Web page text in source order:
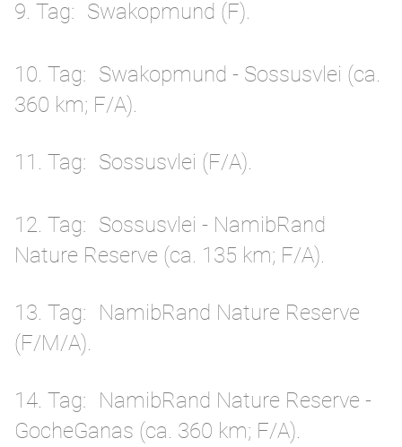
9. Tag Swakopmund (F).
10. Tag
Swakopmund - Sossusvlei (ca.
360 km; F/A).
11. Tag Sossusvlei (F/A).
12. Tag
Sossusvlei - NamibRand
Nature Reserve (ca. 135 km; F/A).
13. Tag
NamibRand Nature Reserve
(F/M/A).
14. Tag
NamibRand Nature Reserve -
GocheGanas (ca. 360 km; F/A).